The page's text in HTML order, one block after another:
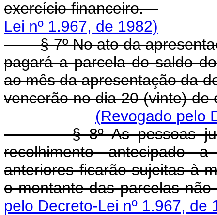
exercício financeiro.
Lei nº 1.967, de 1982)
§ 7º No ato da
pagará a parcela do saldo
ao mês da apresentação da
vencerão no dia 20 (vinte)
(Revogado pelo
§ 8º As pessoas
recolhimento antecipado
anteriores ficarão sujeitas à
o montante das parcelas não
pelo Decreto-Lei nº 1.967, de